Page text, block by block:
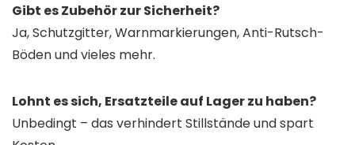
Gibt es Zubehör zur Sicherheit?
Ja, Schutzgitter, Warnmarkierungen, Anti-Rutsch-
Böden und vieles mehr.
Lohnt es sich, Ersatzteile auf Lager zu haben?
Unbedingt – das verhindert Stillstände und spart